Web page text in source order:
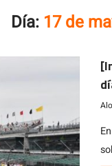
Día: 17 de